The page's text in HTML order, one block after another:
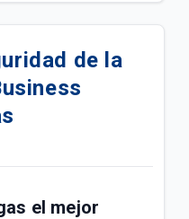
Business | Empresas
a la red móvil Tigo |
a Tigo |
de la
el mejor